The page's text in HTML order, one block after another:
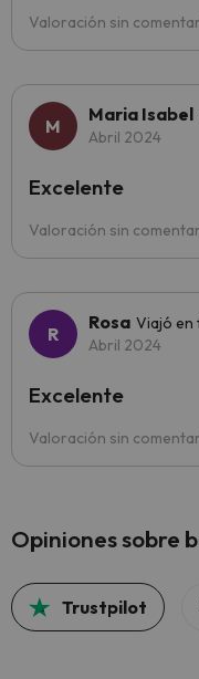
Valoración sin
Maria Isabel
Abril 2024
Valoración sin
Excelente
Rosa Viajó en
Abril 2024
Valoración sin
Excelente
Opiniones sobre
Trustpilot